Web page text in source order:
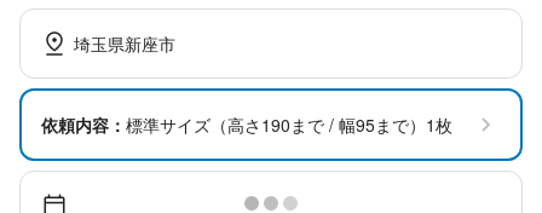
埼玉県新座市
依頼内容： 標準サイズ（高さ190まで / 幅95まで）1枚